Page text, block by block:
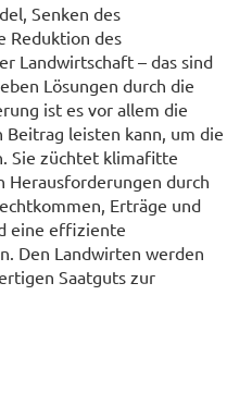
© LFI/Ing. Gerald PFABIGAN
Senken des
Reduktion des
Landwirtschaft – das sind
Lösungen durch die
ist es vor allem die
leisten kann, um die
Sie züchtet klimafitte
Herausforderungen durch
Erträge und
eine effiziente
Den Landwirten werden
Saatguts zur